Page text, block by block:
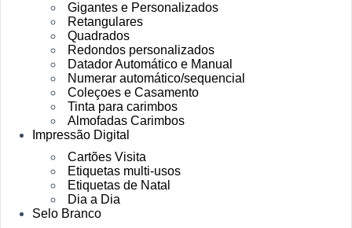
Gigantes e Personalizados
Retangulares
Quadrados
Redondos personalizados
Datador Automático e Manual
Numerar automático/sequencial
Coleçoes e Casamento
Tinta para carimbos
Almofadas Carimbos
Impressão Digital
Cartões Visita
Etiquetas multi-usos
Etiquetas de Natal
Dia a Dia
Selo Branco